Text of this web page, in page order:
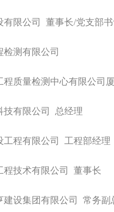
有限公司 董事长/党支部
检测有限公司
程质量检测中心有限公司
有限公司 总经理
程有限公司 工程部经理
程技术有限公司 董事长
建设集团有限公司 常务副